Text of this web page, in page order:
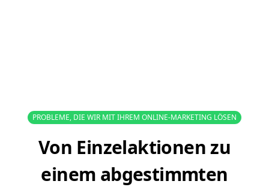
PROBLEME, DIE WIR MIT IHREM ONLINE-MARKETING LÖSEN
Von Einzelaktionen zu
einem abgestimmten